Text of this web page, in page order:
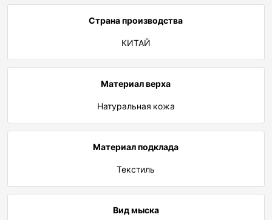
Страна производства
КИТАЙ
Материал верха
Натуральная кожа
Материал подклада
Текстиль
Вид мыска